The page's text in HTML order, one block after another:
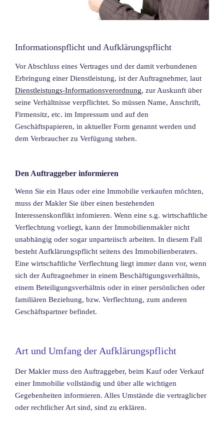
Informationspflicht und Aufklärungspflicht
Vor Abschluss eines Vertrages und der damit verbundenen
Erbringung einer Dienstleistung, ist der Auftragnehmer, laut
Dienstleistungs-Informationsverordnung, zur Auskunft über
seine Verhältnisse verpflichtet. So müssen Name, Anschrift,
Firmensitz, etc. im Impressum und auf den
Geschäftspapieren, in aktueller Form genannt werden und
dem Verbraucher zu Verfügung stehen.
Den Auftraggeber informieren
Wenn Sie ein Haus oder eine Immobilie verkaufen möchten,
muss der Makler Sie über einen bestehenden
Interessenskonflikt infomieren. Wenn eine s.g. wirtschaftliche
Verflechtung vorliegt, kann der Immobilienmakler nicht
unabhängig oder sogar unparteiisch arbeiten. In diesem Fall
besteht Aufklärungspflicht seitens des Immobilienberaters.
Eine wirtschaftliche Verflechtung liegt immer dann vor, wenn
sich der Auftragnehmer in einem Beschäftigungsverhältnis,
einem Beteiligungsverhältnis oder in einer persönlichen oder
familiären Beziehung, bzw. Verflechtung, zum anderen
Geschäftspartner befindet.
Art und Umfang der Aufklärungspflicht
Der Makler muss den Auftraggeber, beim Kauf oder Verkauf
einer Immobilie vollständig und über alle wichtigen
Gegebenheiten informieren. Alles Umstände die vertraglicher
oder rechtlicher Art sind, sind zu erklären.